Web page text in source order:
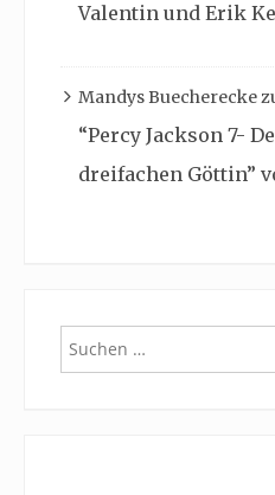
Valentin und Erik
Mandys Buecherecke
“Percy Jackson 7-
dreifachen Göttin”
Suchen
nach: